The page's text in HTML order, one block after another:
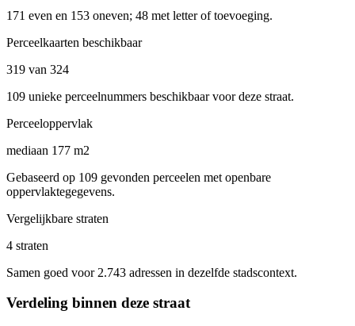
171 even en 153 oneven; 48 met letter of toevoeging.
Perceelkaarten beschikbaar
319 van 324
109 unieke perceelnummers beschikbaar voor deze straat.
Perceeloppervlak
mediaan 177 m2
Gebaseerd op 109 gevonden perceelen met openbare
oppervlaktegegevens.
Vergelijkbare straten
4 straten
Samen goed voor 2.743 adressen in dezelfde stadscontext.
Verdeling binnen deze straat